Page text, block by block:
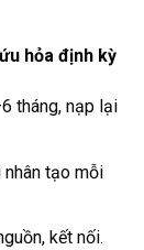
hỏa định kỳ
tháng, nạp lại
tạo mỗi
kết nối.